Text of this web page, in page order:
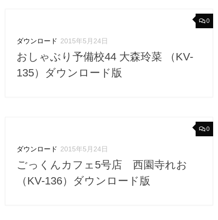
0
ダウンロード 2015年5月24日
おしゃぶり予備校44 大森玲菜 （KV-
135）ダウンロード版
0
ダウンロード 2015年5月24日
ごっくんカフェ5号店 西園寺れお
（KV-136）ダウンロード版